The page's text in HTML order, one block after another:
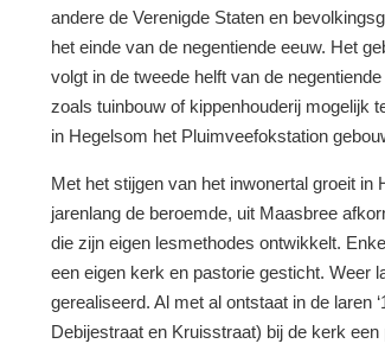
andere de Verenigde Staten en
het einde van de negentiende eeuw. Het
volgt in de tweede helft van de
zoals tuinbouw of kippenhouderij mogelijk
in Hegelsom het Pluimveefokstation
Met het stijgen van het inwonertal groeit in
jarenlang de beroemde, uit Maasbree
die zijn eigen lesmethodes ontwikkelt.
een eigen kerk en pastorie gesticht. Weer
gerealiseerd. Al met al ontstaat in de laren
Debijestraat en Kruisstraat) bij de kerk een